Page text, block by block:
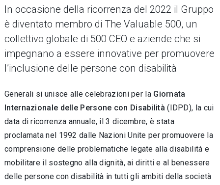
In occasione della ricorrenza del 2022 il Gruppo
è diventato membro di The Valuable 500, un
collettivo globale di 500 CEO e aziende che si
impegnano a essere innovative per promuovere
l’inclusione delle persone con disabilità
Generali si unisce alle celebrazioni per la Giornata
Internazionale delle Persone con Disabilità (IDPD), la cui
data di ricorrenza annuale, il 3 dicembre, è stata
proclamata nel 1992 dalle Nazioni Unite per promuovere la
comprensione delle problematiche legate alla disabilità e
mobilitare il sostegno alla dignità, ai diritti e al benessere
delle persone con disabilità in tutti gli ambiti della società